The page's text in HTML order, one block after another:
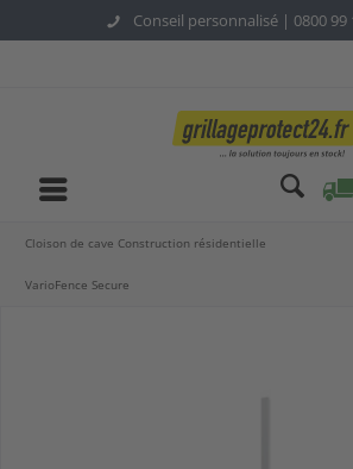
Conseil personnalisé | 0800 99
Cloison de cave Construction résidentielle
VarioFence Secure